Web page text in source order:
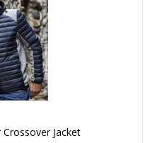
Jacket